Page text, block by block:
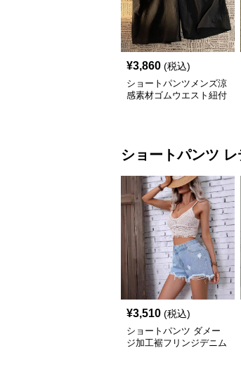
¥3,860 (税込)
ショートパンツメンズ涼
感素材ゴムウエスト紐付
ショートパンツ
¥3,510 (税込)
ショートパンツ ダメー
ジ加工裾フリンジデニム